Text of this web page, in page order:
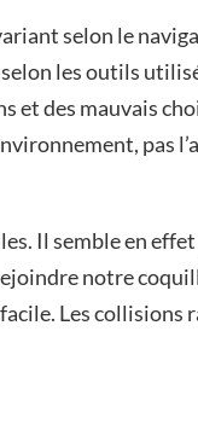
selon le
les outils
et des mauvais
pas
Il semble en
notre
Les collisions